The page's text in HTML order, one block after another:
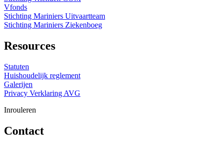
Vfonds
Stichting Mariniers Uitvaartteam
Stichting Mariniers Ziekenboeg
Resources
Statuten
Huishoudelijk reglement
Galerijen
Privacy Verklaring AVG
Inrouleren
Contact